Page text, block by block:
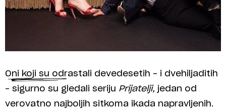
Oni koji su odrastali devedesetih – i dvehiljaditih
– sigurno su gledali seriju Prijatelji, jedan od
verovatno najboljih sitkoma ikada napravljenih.